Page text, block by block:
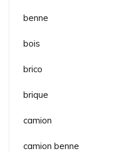
benne
bois
brico
brique
camion
camion benne